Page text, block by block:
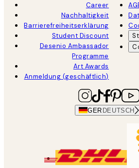
Career
Nachhaltigkeit
Barrierefreiheitserklärung
Student Discount
Desenio Ambassador
Programme
Art Awards
Anmeldung (geschäftlich)
GER DEUTSCH